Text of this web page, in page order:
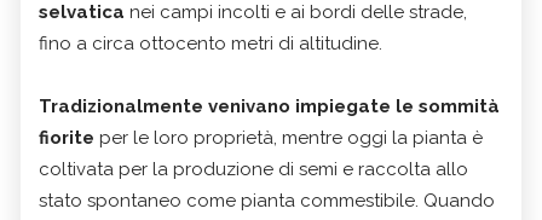
selvatica nei campi incolti e ai bordi delle strade,
fino a circa ottocento metri di altitudine.
Tradizionalmente venivano impiegate le sommità
fiorite per le loro proprietà, mentre oggi la pianta è
coltivata per la produzione di semi e raccolta allo
stato spontaneo come pianta commestibile. Quando